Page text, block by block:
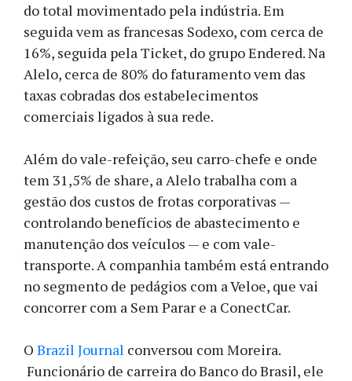
do total movimentado pela indústria. Em
seguida vem as francesas Sodexo, com cerca de
16%, seguida pela Ticket, do grupo Endered. Na
Alelo, cerca de 80% do faturamento vem das
taxas cobradas dos estabelecimentos
comerciais ligados à sua rede.
Além do vale-refeição, seu carro-chefe e onde
tem 31,5% de share, a Alelo trabalha com a
gestão dos custos de frotas corporativas —
controlando benefícios de abastecimento e
manutenção dos veículos — e com vale-
transporte. A companhia também está entrando
no segmento de pedágios com a Veloe, que vai
concorrer com a Sem Parar e a ConectCar.
O Brazil Journal conversou com Moreira.
Funcionário de carreira do Banco do Brasil, ele